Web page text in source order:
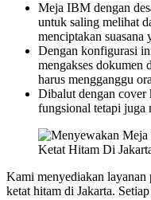
Meja IBM dengan
untuk saling melihat
menciptakan
Dengan konfigurasi
mengakses dokumen
harus mengganggu
Dibalut dengan cover
fungsional tetapi juga
Kami menyediakan
ketat hitam di Jakarta.